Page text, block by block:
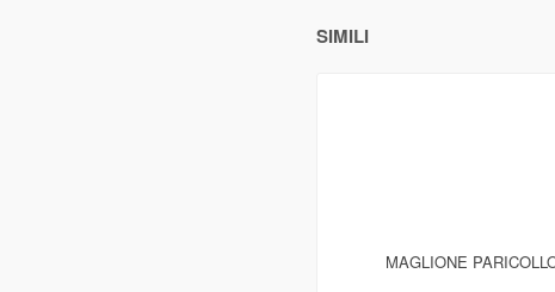
SIMILI
MAGLIONE